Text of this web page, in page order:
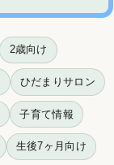
2歳向け
ひだまりサロン
子育て情報
生後7ヶ月向け